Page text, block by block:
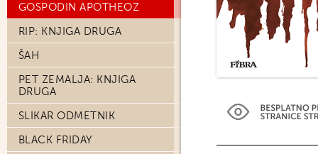
GOSPODIN APOTHEOZ
RIP: KNJIGA DRUGA
ŠAH
PET ZEMALJA: KNJIGA
DRUGA
SLIKAR ODMETNIK
BLACK FRIDAY